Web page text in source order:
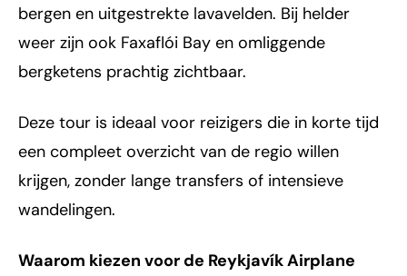
bergen en uitgestrekte lavavelden. Bij helder
weer zijn ook Faxaflói Bay en omliggende
bergketens prachtig zichtbaar.
Deze tour is ideaal voor reizigers die in korte tijd
een compleet overzicht van de regio willen
krijgen, zonder lange transfers of intensieve
wandelingen.
Waarom kiezen voor de Reykjavík Airplane